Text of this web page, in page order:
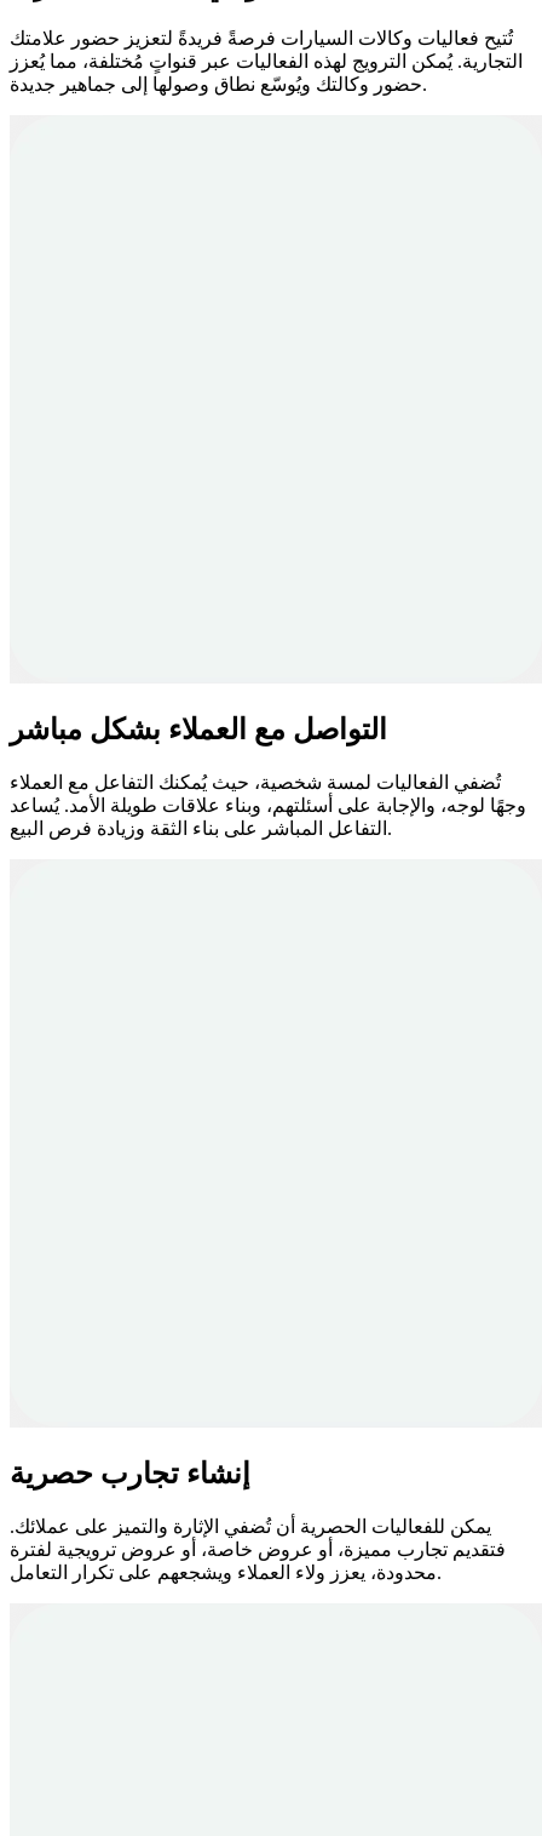
تُتيح فعاليات وكالات السيارات فرصةً فريدةً لتعزيز حضور علامتك
التجارية. يُمكن الترويج لهذه الفعاليات عبر قنواتٍ مُختلفة، مما يُعزز
حضور وكالتك ويُوسّع نطاق وصولها إلى جماهير جديدة.
التواصل مع العملاء بشكل مباشر
تُضفي الفعاليات لمسة شخصية، حيث يُمكنك التفاعل مع العملاء
وجهًا لوجه، والإجابة على أسئلتهم، وبناء علاقات طويلة الأمد. يُساعد
التفاعل المباشر على بناء الثقة وزيادة فرص البيع.
إنشاء تجارب حصرية
يمكن للفعاليات الحصرية أن تُضفي الإثارة والتميز على عملائك.
فتقديم تجارب مميزة، أو عروض خاصة، أو عروض ترويجية لفترة
محدودة، يعزز ولاء العملاء ويشجعهم على تكرار التعامل.